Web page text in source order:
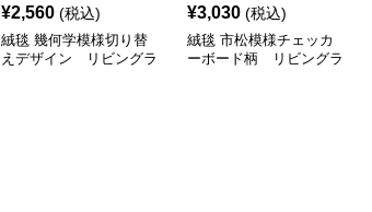
¥2,560 (税込)
絨毯 幾何学模様切り替
えデザイン リビングラ
¥3,030 (税込)
絨毯 市松模様チェッカ
ーボード柄 リビングラ